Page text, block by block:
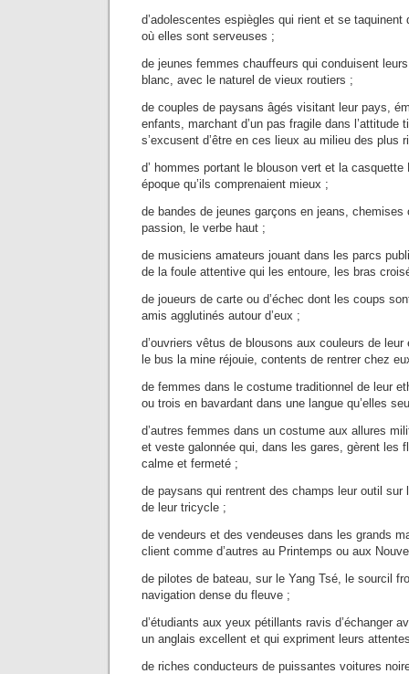
d’adolescentes espiègles qui rient et se
où elles sont serveuses ;
de jeunes femmes chauffeurs qui conduisent
blanc, avec le naturel de vieux routiers ;
de couples de paysans âgés visitant leur pays,
enfants, marchant d’un pas fragile dans l’attitude
s’excusent d’être en ces lieux au milieu des plus
d’ hommes portant le blouson vert et la casquette
époque qu’ils comprenaient mieux ;
de bandes de jeunes garçons en jeans,
passion, le verbe haut ;
de musiciens amateurs jouant dans les parcs
de la foule attentive qui les entoure, les bras
de joueurs de carte ou d’échec dont les coups
amis agglutinés autour d’eux ;
d’ouvriers vêtus de blousons aux couleurs de
le bus la mine réjouie, contents de rentrer chez
de femmes dans le costume traditionnel de leur
ou trois en bavardant dans une langue qu’elles
d’autres femmes dans un costume aux allures
et veste galonnée qui, dans les gares, gèrent les
calme et fermeté ;
de paysans qui rentrent des champs leur outil sur
de leur tricycle ;
de vendeurs et des vendeuses dans les grands
client comme d’autres au Printemps ou aux
de pilotes de bateau, sur le Yang Tsé, le sourcil
navigation dense du fleuve ;
d’étudiants aux yeux pétillants ravis d’échanger
un anglais excellent et qui expriment leurs
de riches conducteurs de puissantes voitures